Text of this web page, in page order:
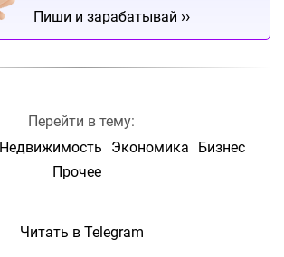
Пиши и зарабатывай ››
Перейти в тему:
Недвижимость Экономика
Бизнес
Прочее
Читать в Telegram